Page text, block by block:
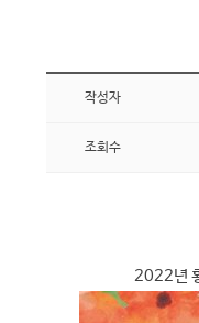
작성자
조회수
2022년